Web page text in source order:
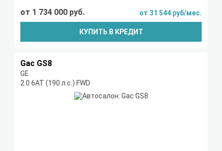
от 1 734 000 руб. от 31 544 руб/мес.
КУПИТЬ В КРЕДИТ
Gac GS8
GE
2.0 6АТ (190 л.с.) FWD